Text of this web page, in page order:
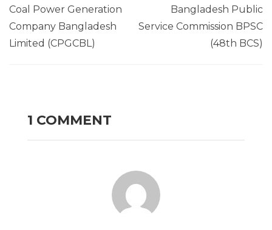
Coal Power Generation
Company Bangladesh
Limited (CPGCBL)
Bangladesh Public
Service Commission BPSC
(48th BCS)
1 COMMENT